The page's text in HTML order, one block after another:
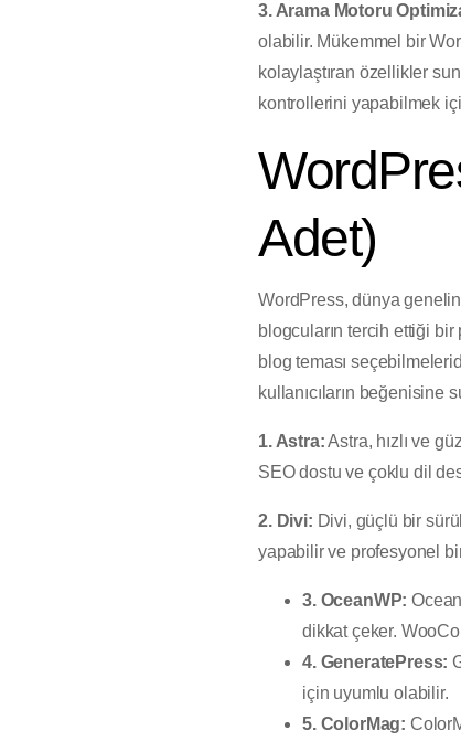
3. Arama Motoru
olabilir. Mükemmel bir
kolaylaştıran özellikler
kontrollerini yapabilmek
Adet)
WordPress, dünya
blogcuların tercih ettiği
blog teması
kullanıcıların beğenisine
1. Astra:Astra, hızlı ve
SEO dostu ve çoklu dil
2. Divi: Divi, güçlü bir
yapabilir ve profesyonel
3. OceanWP:
dikkat çeker.
4. GeneratePress:
için uyumlu olabilir.
5. ColorMag: